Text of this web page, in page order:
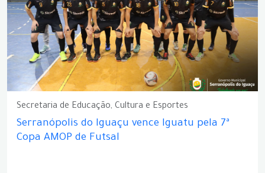
Secretaria de Educação, Cultura e Esportes
Serranópolis do Iguaçu vence Iguatu pela 7ª
Copa AMOP de Futsal